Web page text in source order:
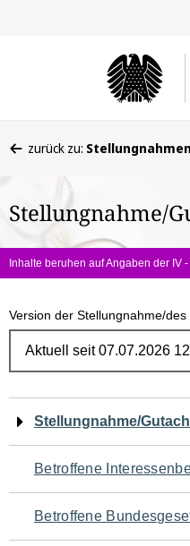
befinden
hier:
zurück zu:
Stellungnahme/
Inhalte beruhen auf Angaben der IV -
Version der Stellungnahme/
Navigation
für
den
Seiteninhalt
Stellungnahme/
Betroffene
Betroffene